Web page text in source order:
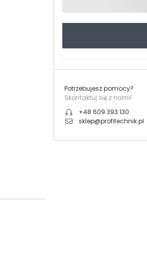
Potrzebujesz pomocy?
Skontaktuj się z nami!
+48 609 393 130
sklep@profitechnik.pl